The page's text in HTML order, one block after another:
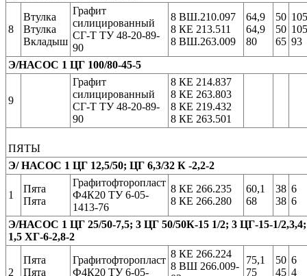
8
Втулка
Втулка
Вкладыш
Графит
силицированный
СГ-Т ТУ 48-20-89-
90
8 ВШ.210.097
8 КЕ 213.511
8 ВШ.263.009
64,9
64,9
80
50
50
65
105
105
93
Э/НАСОС 1 ЦГ 100/80-45-5
9
Графит
силицированный
СГ-Т ТУ 48-20-89-
90
8 КЕ 214.837
8 КЕ 263.803
8 КЕ 219.432
8 КЕ 263.501
ПЯТЫ
Э/ НАСОС 1 ЦГ 12,5/50; ЦГ 6,3/32 К -2,2-2
1
Пята
Пята
Графитофторопласт
Ф4К20 ТУ 6-05-
1413-76
8 КЕ 266.235
8 КЕ 266.280
60,1
68
38
38
6
6
Э/НАСОС 1 ЦГ 25/50-7,5; 3 ЦГ 50/50К-15 1/2; 3 ЦГ-15-1/2,3,4;
1,5 ХГ-6-2,8-2
2
Пята
Пята
Графитофторопласт
Ф4К20 ТУ 6-05-
8 КЕ 266.224
8 ВШ 266.009-
75,1
75
50
45
6
4